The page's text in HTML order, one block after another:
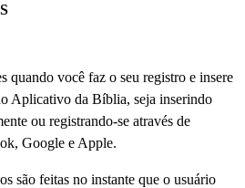
quando você faz o seu registro e insere
Aplicativo da Bíblia, seja inserindo
ou registrando-se através de
Google e Apple.
são feitas no instante que o usuário